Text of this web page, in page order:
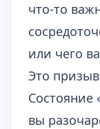
что-то
или чего
Это
Состояние
вы